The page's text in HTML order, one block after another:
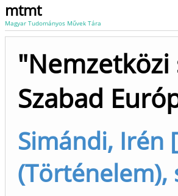
mtmt
Magyar Tudományos Művek Tára
Szabad
Simándi, Irén
(Történelem),